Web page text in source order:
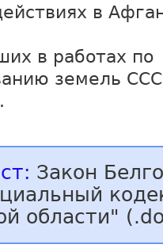
в
в работах по
земель
Закон
области"